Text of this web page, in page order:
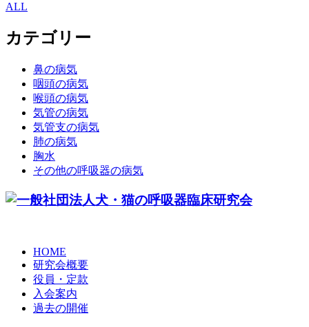
ALL
カテゴリー
鼻の病気
咽頭の病気
喉頭の病気
気管の病気
気管支の病気
肺の病気
胸水
その他の呼吸器の病気
HOME
研究会概要
役員・定款
入会案内
過去の開催